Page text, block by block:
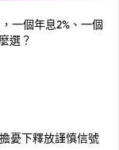
一個年息2%、一個
選？
憂下釋放謹慎信號